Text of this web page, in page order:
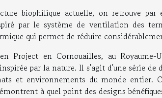
biophilique actuelle, on retrouve
par le système de ventilation des
qui permet de réduire
Project en Cornouailles, au Royaume-
par la nature. Il s'agit d'une série de
et environnements du monde entier.
à quel point des designs